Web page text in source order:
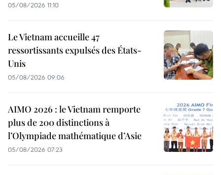
05/08/2026 11:10
Le Vietnam accueille 47
ressortissants expulsés des États-
Unis
05/08/2026 09:06
AIMO 2026 : le Vietnam remporte
plus de 200 distinctions à
l’Olympiade mathématique d’Asie
05/08/2026 07:23